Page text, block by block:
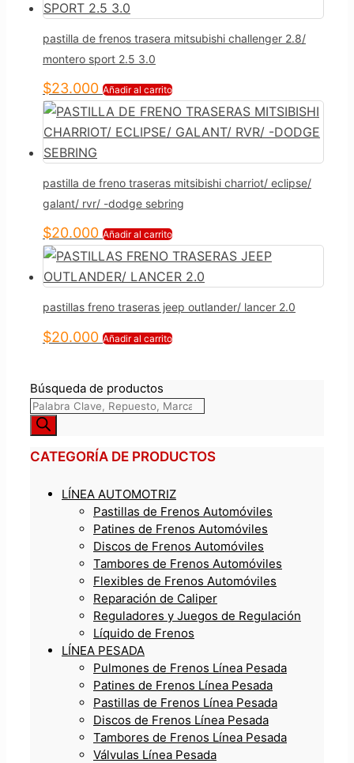
pastilla de frenos trasera mitsubishi challenger 2.8/
montero sport 2.5 3.0
$23.000 Añadir al carrito
pastilla de freno traseras mitsibishi charriot/ eclipse/
galant/ rvr/ -dodge sebring
$20.000 Añadir al carrito
pastillas freno traseras jeep outlander/ lancer 2.0
$20.000 Añadir al carrito
Búsqueda de productos
CATEGORÍA DE PRODUCTOS
LÍNEA AUTOMOTRIZ
Pastillas de Frenos Automóviles
Patines de Frenos Automóviles
Discos de Frenos Automóviles
Tambores de Frenos Automóviles
Flexibles de Frenos Automóviles
Reparación de Caliper
Reguladores y Juegos de Regulación
Líquido de Frenos
LÍNEA PESADA
Pulmones de Frenos Línea Pesada
Patines de Frenos Línea Pesada
Pastillas de Frenos Línea Pesada
Discos de Frenos Línea Pesada
Tambores de Frenos Línea Pesada
Válvulas Línea Pesada